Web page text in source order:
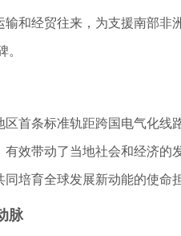
经贸往来，为支援南部非
。
条标准轨距跨国电气化线
效带动了当地社会和经济
培育全球发展新动能的使命
脉